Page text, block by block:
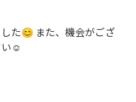
た😊 また、機会がござ
い☺️